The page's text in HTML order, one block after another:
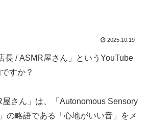
2025.10.19
長 / ASMR屋さん」というYouTube
すか？
屋さん」は、「Autonomous Sensory
の略語である「心地がいい音」をメ